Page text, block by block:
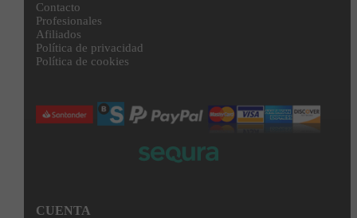
Contacto
Profesionales
Afiliados
Política de privacidad
Política de cookies
CUENTA